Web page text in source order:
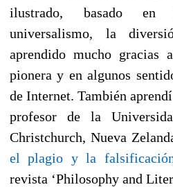
ilustrado, basado
universalismo, la
aprendido mucho gracias
pionera y en algunos
de Internet. También
profesor de la
Christchurch, Nueva
el plagio y la
revista ‘Philosophy and